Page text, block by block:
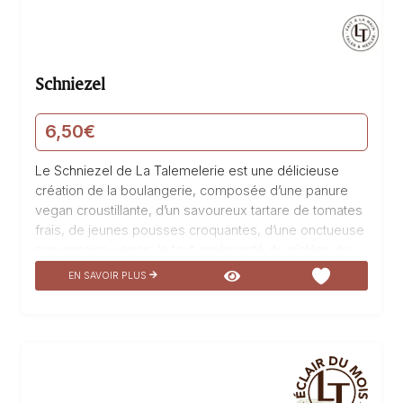
Schniezel
6,50€
Le Schniezel de La Talemelerie est une délicieuse
création de la boulangerie, composée d’une panure
vegan croustillante, d’un savoureux tartare de tomates
frais, de jeunes pousses croquantes, d’une onctueuse
concombres et d’oignons rouges pour une explosion
de saveurs en bouche. Fabriqué avec soin et passion,
EN SAVOIR PLUS